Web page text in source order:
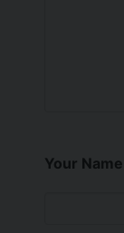
Your Name